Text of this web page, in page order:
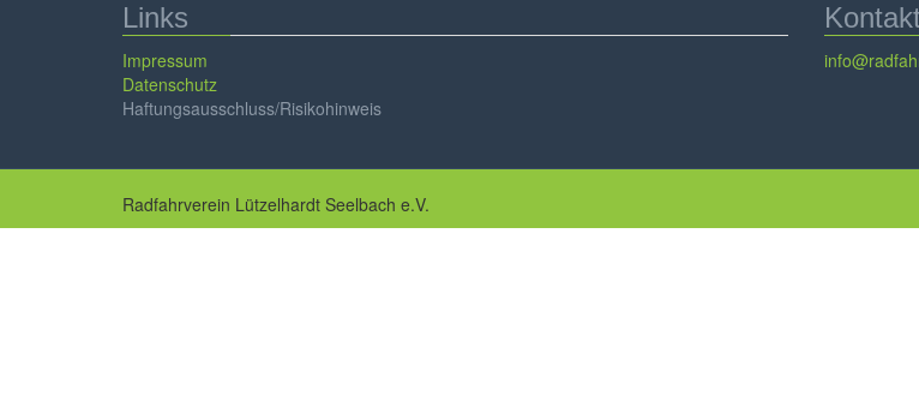
Links
Impressum
Datenschutz
Haftungsausschluss/Risikohinweis
Radfahrverein Lützelhardt Seelbach e.V.